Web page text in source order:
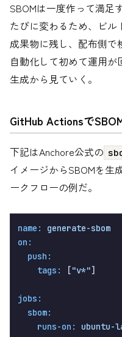
SBOMは一度作って満足
たびに変わるため、ビル
成果物に残し、配布側
自動化して初めて運用が
生成から見ていく。
GitHub Actionsで
下記はAnchore公式の
イメージからSBOMを生
ークフローの例だ。
name:
generate-sbom
on:
push:
tags:
["v*"]
jobs:
sbom:
runs-on:
ubuntu-